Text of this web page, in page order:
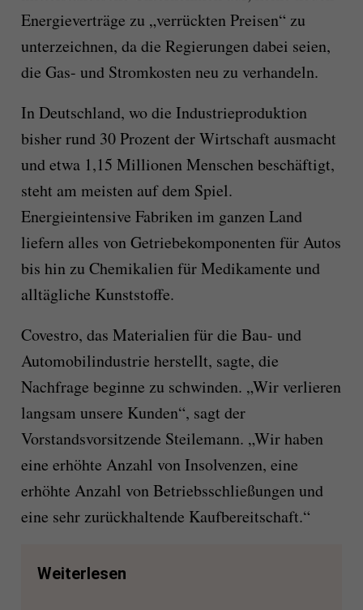
Energieverträge zu „verrückten Preisen“ zu
unterzeichnen, da die Regierungen dabei seien,
die Gas- und Stromkosten neu zu verhandeln.
In Deutschland, wo die Industrieproduktion
bisher rund 30 Prozent der Wirtschaft ausmacht
und etwa 1,15 Millionen Menschen beschäftigt,
steht am meisten auf dem Spiel.
Energieintensive Fabriken im ganzen Land
liefern alles von Getriebekomponenten für Autos
bis hin zu Chemikalien für Medikamente und
alltägliche Kunststoffe.
Covestro, das Materialien für die Bau- und
Automobilindustrie herstellt, sagte, die
Nachfrage beginne zu schwinden. „Wir verlieren
langsam unsere Kunden“, sagt der
Vorstandsvorsitzende Steilemann. „Wir haben
eine erhöhte Anzahl von Insolvenzen, eine
erhöhte Anzahl von Betriebsschließungen und
eine sehr zurückhaltende Kaufbereitschaft.“
Weiterlesen